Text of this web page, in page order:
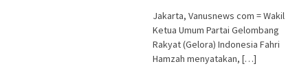
Jakarta, Vanusnews com = Wakil
Ketua Umum Partai Gelombang
Rakyat (Gelora) Indonesia Fahri
Hamzah menyatakan, […]